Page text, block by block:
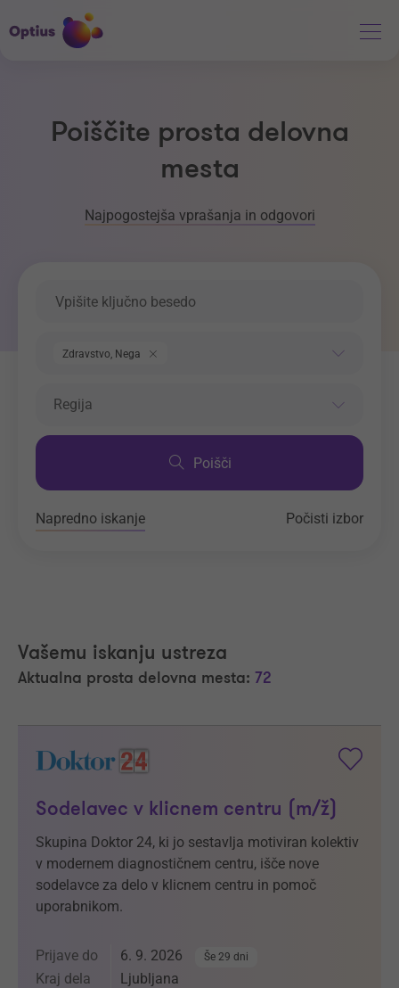
Poiščite prosta delovna
mesta
Najpogostejša vprašanja in odgovori
Zdravstvo, Nega
Regija
Poišči
Napredno iskanje Počisti izbor
Vašemu iskanju ustreza
Aktualna prosta delovna mesta: 72
Sodelavec v klicnem centru (m/ž)
Skupina Doktor 24, ki jo sestavlja motiviran kolektiv
v modernem diagnostičnem centru, išče nove
sodelavce za delo v klicnem centru in pomoč
uporabnikom.
Prijave do 6. 9. 2026 Še 29 dni
Kraj dela Ljubljana